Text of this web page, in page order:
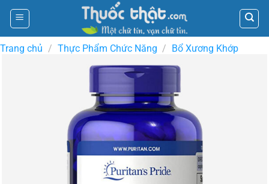
Skip
content
Trang chủ / Thực Phẩm Chức Năng / Bổ Xương Khớp